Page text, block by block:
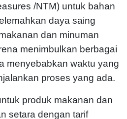
/NTM) untuk bahan
daya saing
dan minuman
menimbulkan berbagai
menyebabkan waktu yang
proses yang ada.
produk makanan dan
setara dengan tarif